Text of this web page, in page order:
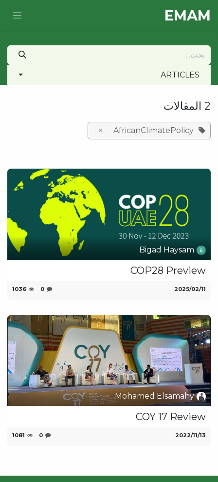
E​MAM
ARTICLES
2 المقالات
AfricanClimatePolicy
×
Bigad Haysam
COP28 Preview
11‏/02‏/2025
0
1036
Mohamed Elsamahy
COY 17 Review
13‏/11‏/2022
0
1081